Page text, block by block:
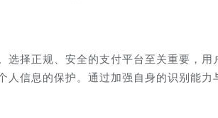
择正规、安全的支付平台至关重要，用
人信息的保护。通过加强自身的识别能力